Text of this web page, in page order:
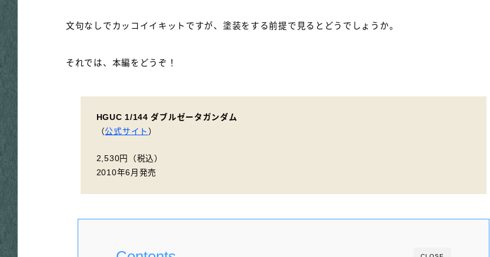
文句なしでカッコイイキットですが、塗装をする前提で見るとどうでしょうか。
それでは、本編をどうぞ！
HGUC 1/144 ダブルゼータガンダム
（公式サイト ）
2,530円（税込）
2010年6月発売